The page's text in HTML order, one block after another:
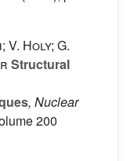
V. Holy; G.
Structural
, Nuclear
200